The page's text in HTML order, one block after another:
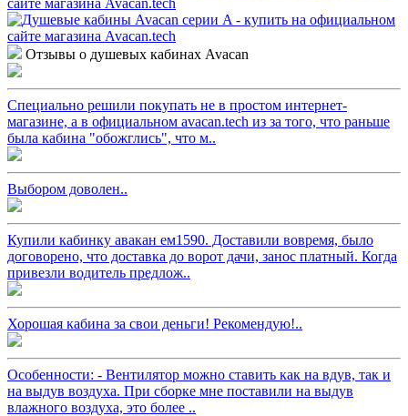
Отзывы о душевых кабинах Avacan
Специально решили покупать не в простом интернет-
магазине, а в официальном avacan.tech из за того, что раньше
была кабина "обожглись", что м..
Выбором доволен..
Купили кабинку авакан ем1590. Доставили вовремя, было
договорено, что доставка до ворот дачи, занос платный. Когда
привезли водитель предлож..
Хорошая кабина за свои деньги! Рекомендую!..
Особенности: - Вентилятор можно ставить как на вдув, так и
на выдув воздуха. При сборке мне поставили на выдув
влажного воздуха, это более ..